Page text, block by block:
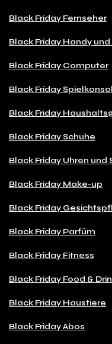
Black Friday Fernseher
Black Friday Handy
Black Friday Computer
Black Friday
Black Friday
Black Friday Schuhe
Black Friday Uhren und
Black Friday Make-up
Black Friday
Black Friday Parfüm
Black Friday Fitness
Black Friday Food &
Black Friday Haustiere
Black Friday Abos